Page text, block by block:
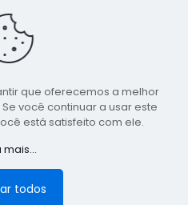
- PE. CEP: 553370-128
(81) 99548-1569
de Comunicação da
Bento do Una - PE
- Agência Digital
que oferecemos a melhor
você continuar a usar este
está satisfeito com ele.
mais...
todos